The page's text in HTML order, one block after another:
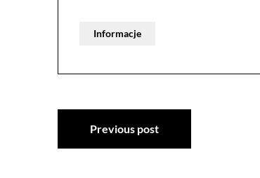
Informacje
Nawigacja
wpisu
Previous post